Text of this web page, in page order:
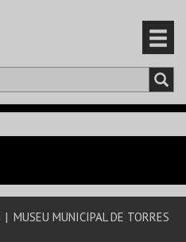
| MUSEU MUNICIPAL DE TORRES